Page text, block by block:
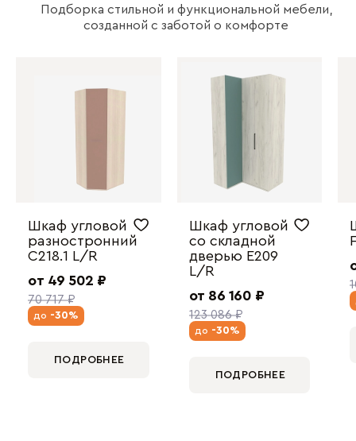
Подборка стильной и функциональной мебели,
созданной с заботой о комфорте
Шкаф угловой
разностронний
C218.1 L/R
от 49 502 ₽
70 717 ₽
до -30%
ПОДРОБНЕЕ
Шкаф угловой
со складной
дверью E209
L/R
от 86 160 ₽
123 086 ₽
до -30%
ПОДРОБНЕЕ